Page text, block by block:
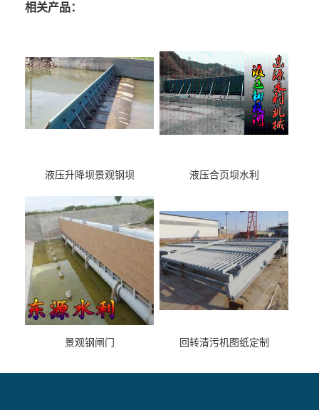
相关产品：
液压升降坝景观钢坝 液压合页坝水利
景观钢闸门 回转清污机图纸定制